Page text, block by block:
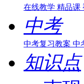
在线教学 精品课
中考
中考复习教案 中
知识点